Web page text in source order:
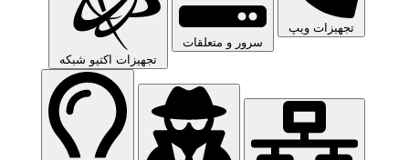
تجهیزات ویپ
سرور و متعلقات
تجهیزات اکتیو شبکه